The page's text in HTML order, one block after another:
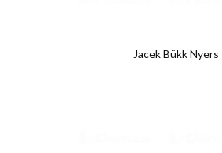
Jacek Bükk Nyers